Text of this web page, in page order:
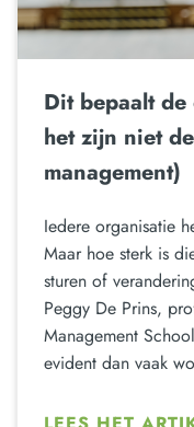
Dit bepaalt
het zijn niet
management)
Iedere organisatie
Maar hoe sterk is
sturen of
Peggy De Prins,
Management
evident dan vaak